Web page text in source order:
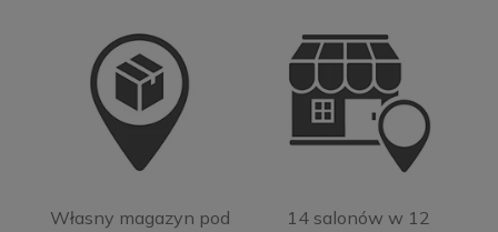
Własny magazyn pod
14 salonów w 12